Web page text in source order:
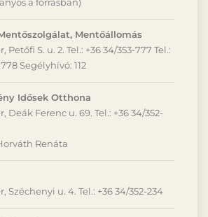
Mentőállomás
Petőfi S. u. 2. Tel.: +36 34/353-777 Tel.:
Segélyhívó: 112
Idősek Otthona
Deák Ferenc u. 69. Tel.: +36 34/352-
Renáta
Széchenyi u. 4. Tel.: +36 34/352-234